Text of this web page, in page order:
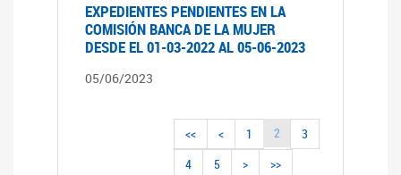
EXPEDIENTES PENDIENTES EN LA
COMISIÓN BANCA DE LA MUJER
DESDE EL 01-03-2022 AL 05-06-2023
05/06/2023
<< < 1 2
3
4
5 > >>